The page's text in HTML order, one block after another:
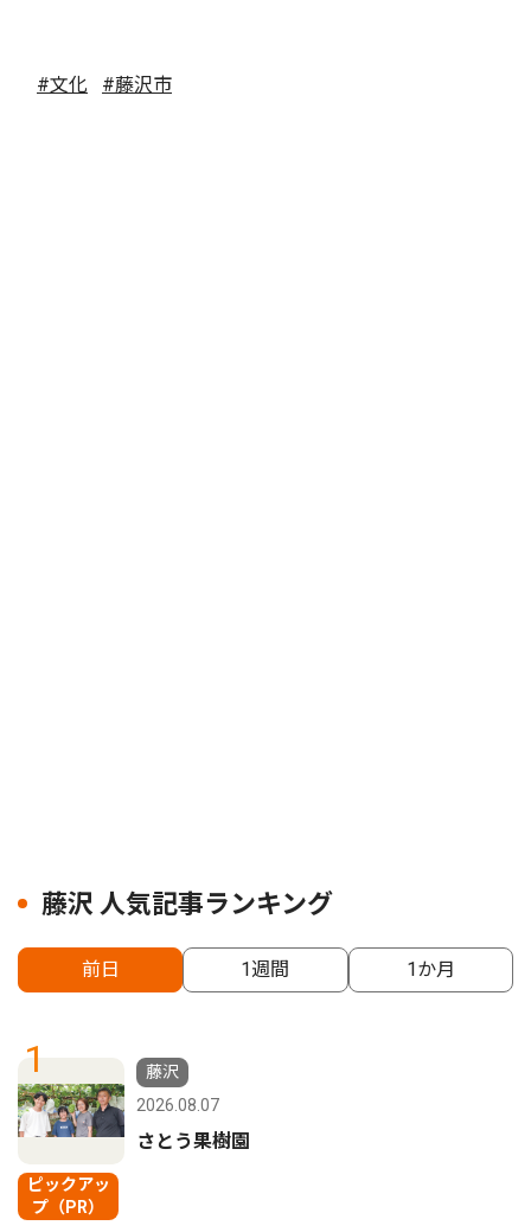
#文化 #藤沢市
藤沢 人気記事ランキング
前日 1週間 1か月
1
ピックアッ
プ（PR）
藤沢
2026.08.07
さとう果樹園